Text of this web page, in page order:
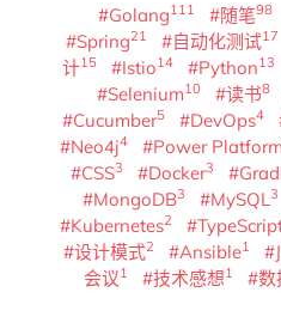
#Golang111 #随笔98
#Spring21 #自动化测试17
计15 #Istio14 #Python13
#Selenium10 #读书8
#Cucumber5 #DevOps4
#Neo4j4 #Power Platform
#CSS3 #Docker3
#MongoDB3 #MySQL3
#Kubernetes2
#设计模式2 #Ansible1
会议1 #技术感想1 #数